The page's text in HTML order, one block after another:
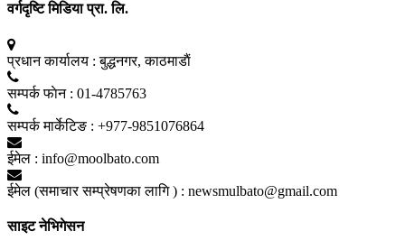
वर्गदृष्टि मिडिया प्रा. लि.
प्रधान कार्यालय : बुद्धनगर, काठमाडाैं
सम्पर्क फाेन : 01-4785763
सम्पर्क मार्केटिङ : +977-9851076864
ईमेल : info@moolbato.com
ईमेल (समाचार सम्प्रेषणका लागि ) : newsmulbato@gmail.com
साइट नेभिगेसन